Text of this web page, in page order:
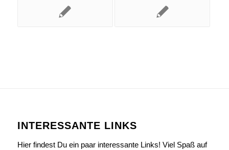
INTERESSANTE LINKS
Hier findest Du ein paar interessante Links! Viel Spaß auf